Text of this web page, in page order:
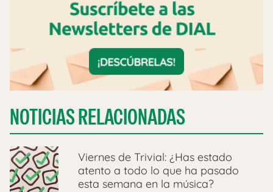
NOTICIAS RELACIONADAS
Viernes de Trivial: ¿Has estado
atento a todo lo que ha pasado
esta semana en la música?